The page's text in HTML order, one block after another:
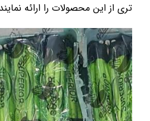
تری از این محصولات را ارائه